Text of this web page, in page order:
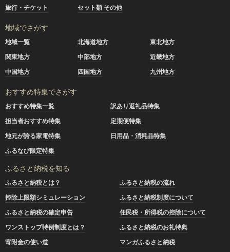
旅行・チケット
セット類 その他
地域でさがす
地域一覧 北海道地方
東北地方
関東地方
中部地方
近畿地方
中国地方
四国地方 九州地方
おすすめ特集でさがす
おすすめ特集一覧
訳あり返礼品特集
担当者おすすめ特集
定期便特集
地元が誇る家電特集
日用品・消耗品特集
ふるなび限定特集
ふるさと納税を知る
ふるさと納税とは？
ふるさと納税の流れ
控除上限額シミュレーション
ふるさと納税制度について
ふるさと納税の確定申告
住民税・所得税の控除について
ワンストップ特例制度とは？
ふるさと納税のお礼特典
寄附金の使い道
マンガふるさと納税